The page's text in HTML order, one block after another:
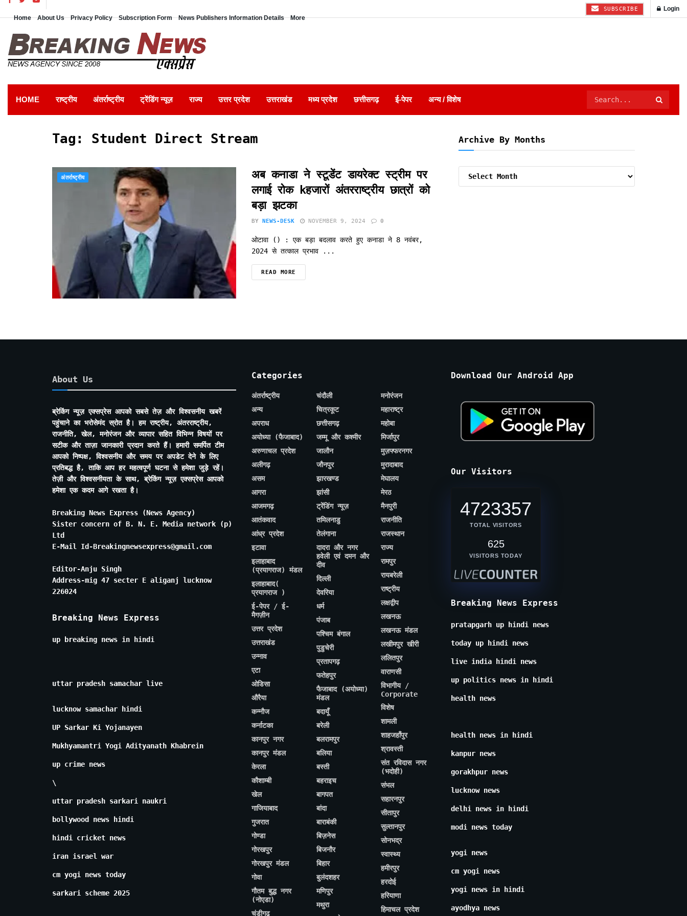
Home About Us Privacy Policy Subscription Form News Publishers Information Details More
SUBSCRIBE Login
HOME राष्ट्रीय अंतर्राष्ट्रीय ट्रेंडिंग न्यूज़ राज्य उत्तर प्रदेश उत्तराखंड मध्य प्रदेश छत्तीसगढ़ ई-पेपर अन्य / विशेष
Tag: Student Direct Stream
अंतर्राष्ट्रीय
अब कनाडा ने स्टूडेंट डायरेक्ट स्ट्रीम पर
लगाई रोक kहजारों अंतरराष्ट्रीय छात्रों को
बड़ा झटका
BY NEWS-DESK NOVEMBER 9, 2024 0
ओटावा () : एक बड़ा बदलाव करते हुए कनाडा ने 8 नवंबर,
2024 से तत्काल प्रभाव ...
READ MORE
Archive By Months
About Us
ब्रेकिंग न्यूज़ एक्सप्रेस आपको सबसे तेज़ और विश्वसनीय खबरें
पहुंचाने का भरोसेमंद स्रोत है। हम राष्ट्रीय, अंतरराष्ट्रीय,
राजनीति, खेल, मनोरंजन और व्यापार सहित विभिन्न विषयों पर
सटीक और ताज़ा जानकारी प्रदान करते हैं। हमारी समर्पित टीम
आपको निष्पक्ष, विश्वसनीय और समय पर अपडेट देने के लिए
प्रतिबद्ध है, ताकि आप हर महत्वपूर्ण घटना से हमेशा जुड़े रहें।
तेज़ी और विश्वसनीयता के साथ, ब्रेकिंग न्यूज़ एक्सप्रेस आपको
हमेशा एक कदम आगे रखता है।
Breaking News Express (News Agency)
Sister concern of B. N. E. Media network (p)
Ltd
E-Mail Id-Breakingnewsexpress@gmail.com
Editor-Anju Singh
Address-mig 47 secter E aliganj lucknow
226024
Breaking News Express
up breaking news in hindi
uttar pradesh samachar live
lucknow samachar hindi
UP Sarkar Ki Yojanayen
Mukhyamantri Yogi Adityanath Khabrein
up crime news
\
uttar pradesh sarkari naukri
bollywood news hindi
hindi cricket news
iran israel war
cm yogi news today
sarkari scheme 2025
Categories
अंतर्राष्ट्रीय
अन्य
अपराध
अयोध्या (फैजाबाद)
अरुणाचल प्रदेश
अलीगढ़
असम
आगरा
आजमगढ़
आतंकवाद
आंध्र प्रदेश
इटावा
इलाहाबाद
(प्रयागराज) मंडल
इलाहाबाद(
प्रयागराज )
ई-पेपर / ई-
मैगज़ीन
उत्तर प्रदेश
उत्तराखंड
उन्नाव
एटा
ओडिसा
औरैया
कन्नौज
कर्नाटका
कानपुर नगर
कानपुर मंडल
केरला
कौशाम्बी
खेल
गाजियाबाद
गुजरात
गोण्डा
गोरखपुर
गोरखपुर मंडल
गोवा
गौतम बुद्ध नगर
(नोएडा)
चंडीगढ़
चंदौली
चित्रकूट
छत्तीसगढ़
जम्मू और कश्मीर
जालौन
जौनपुर
झारखण्ड
झांसी
ट्रेंडिंग न्यूज़
तमिलनाडु
तेलंगाना
दादरा और नगर
हवेली एवं दमन और
दीव
दिल्ली
देवरिया
धर्म
पंजाब
पश्चिम बंगाल
पुडुचेरी
प्रतापगढ़
फतेहपुर
फैजाबाद (अयोध्या)
मंडल
बदायूँ
बरेली
बलरामपुर
बलिया
बस्ती
बहराइच
बागपत
बांदा
बाराबंकी
बिज़नेस
बिजनौर
बिहार
बुलंदशहर
मणिपुर
मथुरा
मनोरंजन
महाराष्ट्र
महोबा
मिर्जापुर
मुज़फ्फरनगर
मुरादाबाद
मेघालय
मेरठ
मैनपुरी
राजनीति
राजस्थान
राज्य
रामपुर
रायबरेली
राष्ट्रीय
लक्षद्वीप
लखनऊ
लखनऊ मंडल
लखीमपुर खीरी
ललितपुर
वाराणसी
विभागीय /
Corporate
विशेष
शामली
शाहजहाँपुर
श्रावस्ती
संत रविदास नगर
(भदोही)
संभल
सहारनपुर
सीतापुर
सुल्तानपुर
सोनभद्र
स्वास्थ्य
हमीरपुर
हरदोई
हरियाणा
हिमाचल प्रदेश
Download Our Android App
Our Visitors
4723357
TOTAL VISITORS
625
VISITORS TODAY
Breaking News Express
pratapgarh up hindi news
today up hindi news
live india hindi news
up politics news in hindi
health news
health news in hindi
kanpur news
gorakhpur news
lucknow news
delhi news in hindi
modi news today
yogi news
cm yogi news
yogi news in hindi
ayodhya news